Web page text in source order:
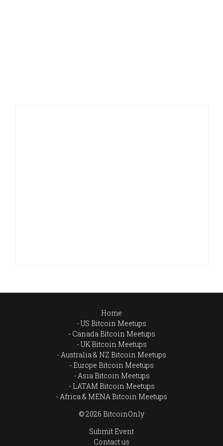
Home
US Bitcoin Meetups
Canada Bitcoin Meetups
UK Bitcoin Meetups
Australia & NZ Bitcoin Meetups
Europe Bitcoin Meetups
Asia Bitcoin Meetups
LATAM Bitcoin Meetups
Africa & MENA Bitcoin Meetups
© 2026 BitcoinOnly
Submit Event
Contact us